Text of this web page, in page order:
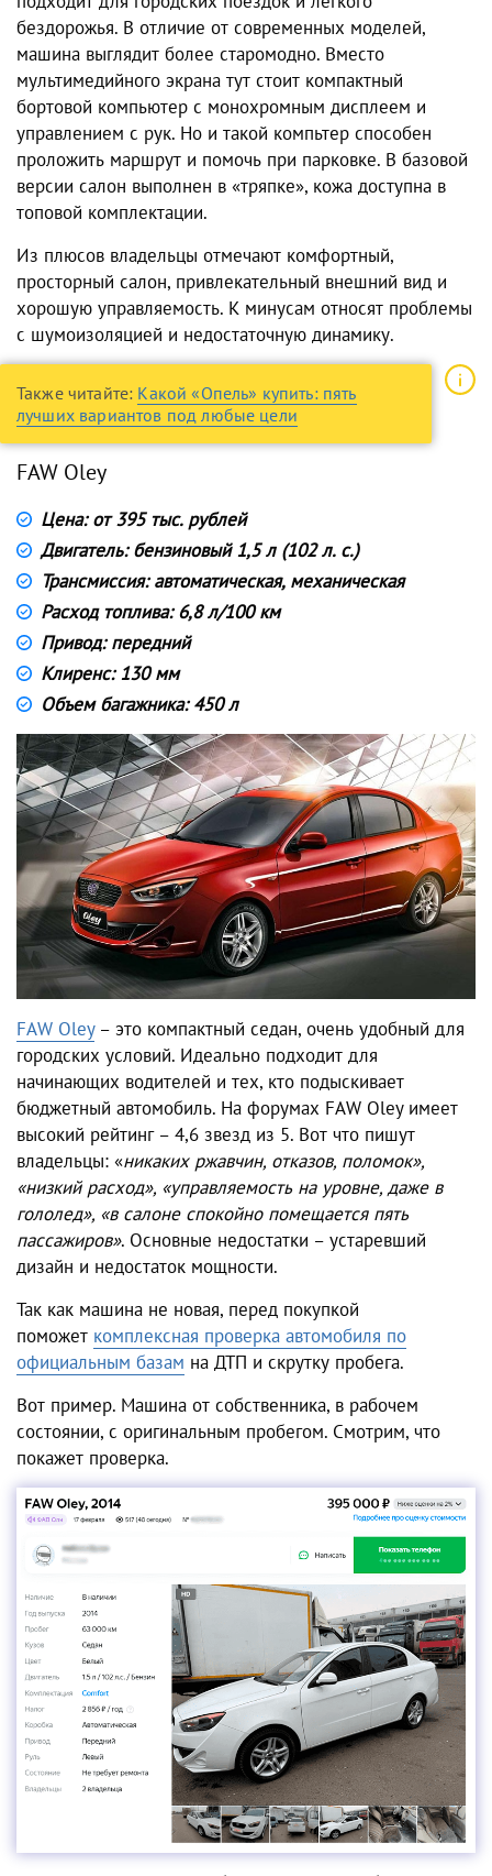
бездорожья. В отличие от современных моделей,
машина выглядит более старомодно. Вместо
мультимедийного экрана тут стоит компактный
бортовой компьютер с монохромным дисплеем и
управлением с рук. Но и такой компьтер способен
проложить маршрут и помочь при парковке. В базовой
версии салон выполнен в «тряпке», кожа доступна в
топовой комплектации.
Из плюсов владельцы отмечают комфортный,
просторный салон, привлекательный внешний вид и
хорошую управляемость. К минусам относят проблемы
с шумоизоляцией и недостаточную динамику.
Также читайте: Какой «Опель» купить: пять
лучших вариантов под любые цели
FAW Oley
Цена: от 395 тыс. рублей
Двигатель: бензиновый 1,5 л (102 л. с.)
Трансмиссия: автоматическая, механическая
Расход топлива: 6,8 л/100 км
Привод: передний
Клиренс: 130 мм
Объем багажника: 450 л
FAW Oley– это компактный седан, очень удобный для
городских условий. Идеально подходит для
начинающих водителей и тех, кто подыскивает
бюджетный автомобиль. На форумах FAW Oley имеет
высокий рейтинг – 4,6 звезд из 5. Вот что пишут
владельцы: «никаких ржавчин, отказов, поломок»,
«низкий расход», «управляемость на уровне, даже в
гололед», «в салоне спокойно помещается пять
пассажиров». Основные недостатки – устаревший
дизайн и недостаток мощности.
Так как машина не новая, перед покупкой
поможет комплексная проверка автомобиля по
официальным базам на ДТП и скрутку пробега.
Вот пример. Машина от собственника, в рабочем
состоянии, с оригинальным пробегом. Смотрим, что
покажет проверка.